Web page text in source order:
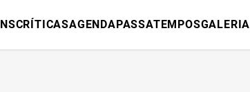
CRÍTICASAGENDAPASSATEMPOSGALERIA